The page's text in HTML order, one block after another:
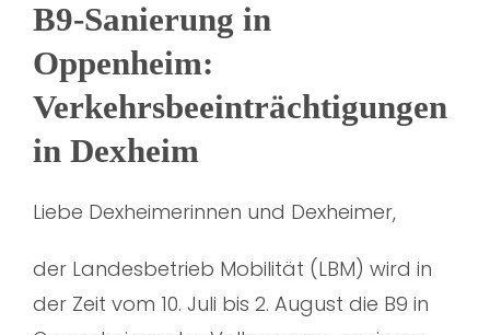
B9-Sanierung in
Oppenheim:
Verkehrsbeeinträchtigungen
in Dexheim
Liebe Dexheimerinnen und Dexheimer,
der Landesbetrieb Mobilität (LBM) wird in
der Zeit vom 10. Juli bis 2. August die B9 in